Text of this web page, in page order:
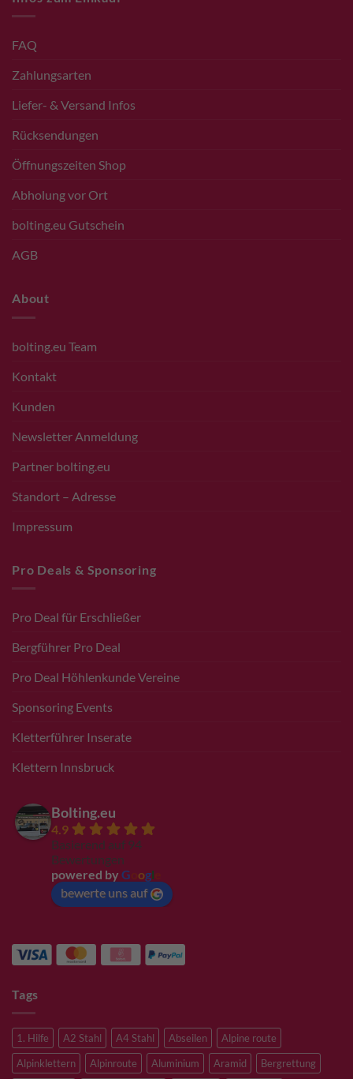
FAQ
Zahlungsarten
Liefer- & Versand Infos
Rücksendungen
Öffnungszeiten Shop
Abholung vor Ort
bolting.eu Gutschein
AGB
About
bolting.eu Team
Kontakt
Kunden
Newsletter Anmeldung
Partner bolting.eu
Standort – Adresse
Impressum
Pro Deals & Sponsoring
Pro Deal für Erschließer
Bergführer Pro Deal
Pro Deal Höhlenkunde Vereine
Sponsoring Events
Kletterführer Inserate
Klettern Innsbruck
Bolting.eu
4.9
Basierend auf 94
Bewertungen
powered by G ogl
bewerte uns auf
Tags
1. Hilfe A2 Stahl A4 Stahl Abseilen
Alpine route
Alpinklettern
Alpinroute Aluminium Aramid Bergrettung